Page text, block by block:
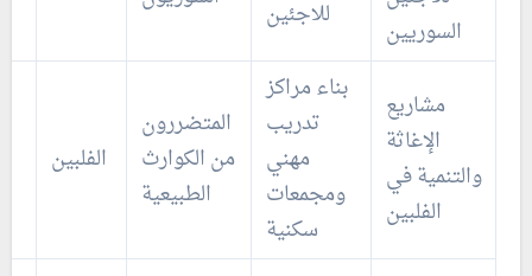
السوريين
للاجئين
مشاريع
الإغاثة
والتنمية في
الفلبين
بناء مراكز
تدريب
مهني
ومجمعات
سكنية
المتضررون
من الكوارث
الطبيعية
الفلبين